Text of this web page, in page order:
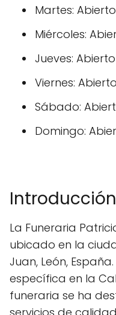
Martes:
Miércoles:
Jueves:
Viernes:
Sábado:
Domingo:
Introducción
La Funeraria
ubicado en la
Juan, León,
específica en la
funeraria se ha